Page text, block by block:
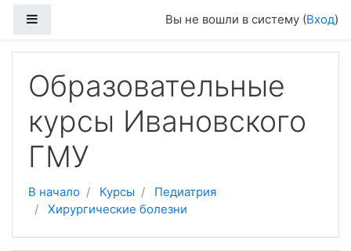
Вы не вошли в систему (Вход)
Образовательные
курсы Ивановского
ГМУ
В начало Курсы
Педиатрия
Хирургические болезни